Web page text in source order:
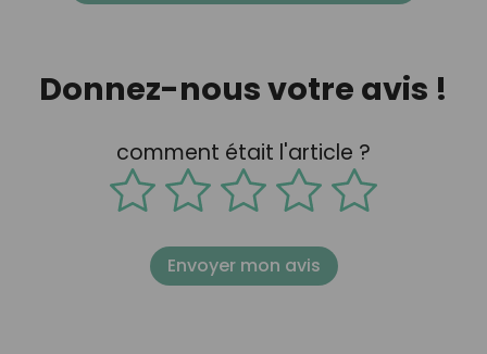
Donnez-nous votre avis !
comment était l'article ?
Envoyer mon avis